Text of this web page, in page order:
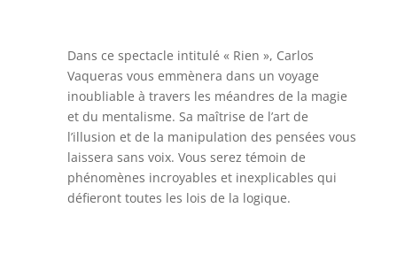
Dans ce spectacle intitulé « Rien », Carlos
Vaqueras vous emmènera dans un voyage
inoubliable à travers les méandres de la magie
et du mentalisme. Sa maîtrise de l’art de
l’illusion et de la manipulation des pensées vous
laissera sans voix. Vous serez témoin de
phénomènes incroyables et inexplicables qui
défieront toutes les lois de la logique.